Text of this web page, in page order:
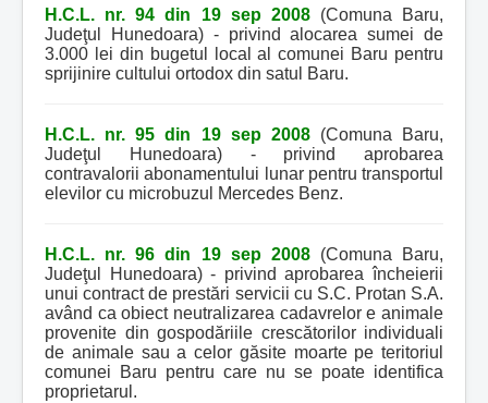
H.C.L. nr. 94 din 19 sep 2008(Comuna Baru,
Judeţul Hunedoara) - privind alocarea sumei de
3.000 lei din bugetul local al comunei Baru pentru
sprijinire cultului ortodox din satul Baru.
H.C.L. nr. 95 din 19 sep 2008(Comuna Baru,
Judeţul Hunedoara) - privind aprobarea
contravalorii abonamentului lunar pentru transportul
elevilor cu microbuzul Mercedes Benz.
H.C.L. nr. 96 din 19 sep 2008(Comuna Baru,
Judeţul Hunedoara) - privind aprobarea încheierii
unui contract de prestări servicii cu S.C. Protan S.A.
având ca obiect neutralizarea cadavrelor e animale
provenite din gospodăriile crescătorilor individuali
de animale sau a celor găsite moarte pe teritoriul
comunei Baru pentru care nu se poate identifica
proprietarul.